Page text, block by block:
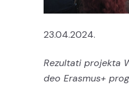
23.04.2024.
Rezultati projekta
deo Erasmus+